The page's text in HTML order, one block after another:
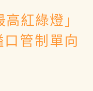
紅綠燈」
管制單向